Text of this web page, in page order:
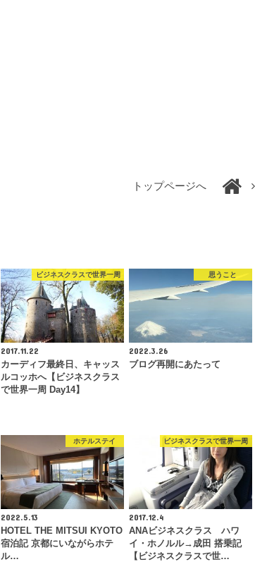
トップページへ
ビジネスクラスで世界一周
2017.11.22
カーディフ最終日、キャッス
ルコッホへ【ビジネスクラス
で世界一周 Day14】
思うこと
2022.3.26
ブログ再開にあたって
ホテルステイ
2022.5.13
HOTEL THE MITSUI KYOTO
宿泊記 京都にいながらホテ
ル…
ビジネスクラスで世界一周
2017.12.4
ANAビジネスクラス ハワ
イ・ホノルル→成田 搭乗記
【ビジネスクラスで世…